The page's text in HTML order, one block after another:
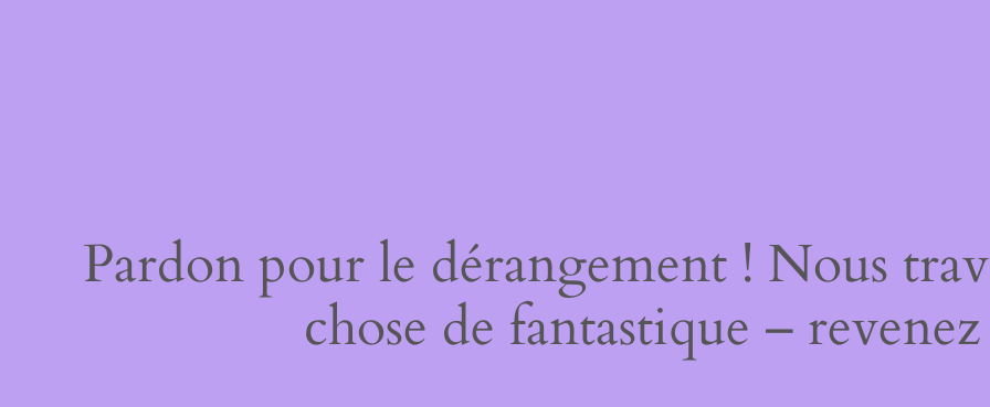
Pardon pour le dérangement ! Nous
chose de fantastique –